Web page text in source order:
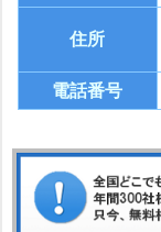
住所
電話番号